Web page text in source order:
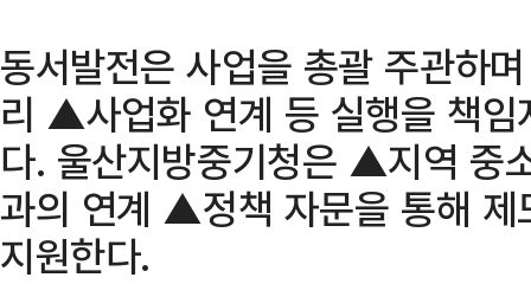
동서발전은 사업을 총괄 주관
리 ▲사업화 연계 등 실행을 책임
다. 울산지방중기청은 ▲지역 중
과의 연계 ▲정책 자문을 통해 제
지원한다.